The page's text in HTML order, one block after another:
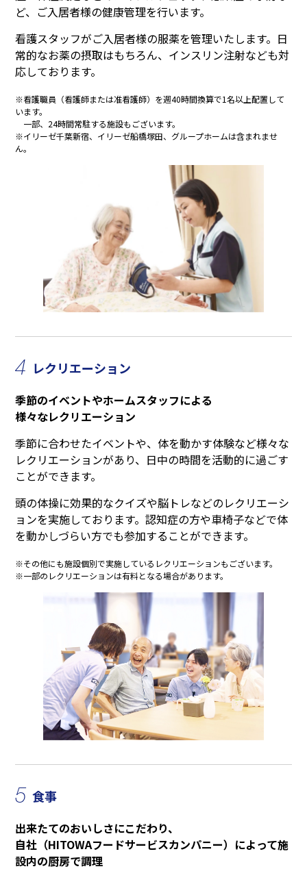
ど、ご入居者様の健康管理を行います。
看護スタッフがご入居者様の服薬を管理いたします。日
常的なお薬の摂取はもちろん、インスリン注射なども対
応しております。
※看護職員（看護師または准看護師）を週40時間換算で1名以上配置して
います。
一部、24時間常駐する施設もございます。
※イリーゼ千葉新宿、イリーゼ船橋塚田、グループホームは含まれませ
ん。
4 レクリエーション
季節のイベントやホームスタッフによる
様々なレクリエーション
季節に合わせたイベントや、体を動かす体験など様々な
レクリエーションがあり、日中の時間を活動的に過ごす
ことができます。
頭の体操に効果的なクイズや脳トレなどのレクリエーシ
ョンを実施しております。認知症の方や車椅子などで体
を動かしづらい方でも参加することができます。
※その他にも施設個別で実施しているレクリエーションもございます。
※一部のレクリエーションは有料となる場合があります。
5 食事
出来たてのおいしさにこだわり、
自社（HITOWAフードサービスカンパニー）によって施
設内の厨房で調理